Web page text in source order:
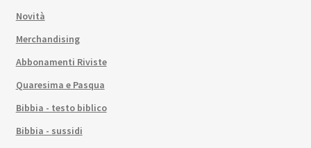
Novità
Merchandising
Abbonamenti Riviste
Quaresima e Pasqua
Bibbia - testo biblico
Bibbia - sussidi